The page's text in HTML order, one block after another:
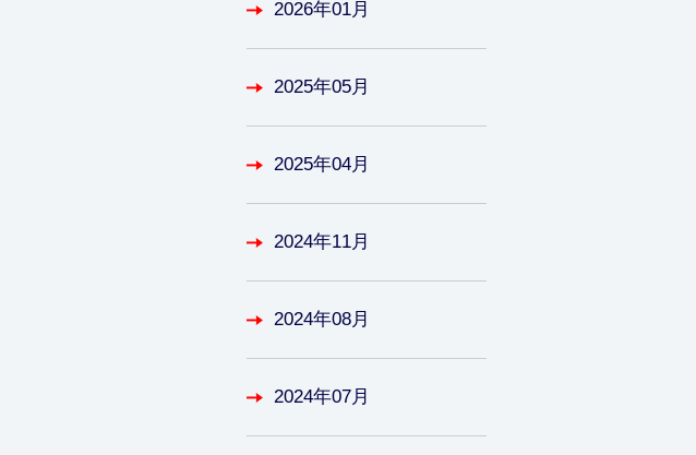
2026年01月
2025年05月
2025年04月
2024年11月
2024年08月
2024年07月